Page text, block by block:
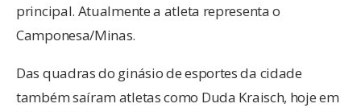
principal. Atualmente a atleta representa o
Camponesa/Minas.
Das quadras do ginásio de esportes da cidade
também saíram atletas como Duda Kraisch, hoje em